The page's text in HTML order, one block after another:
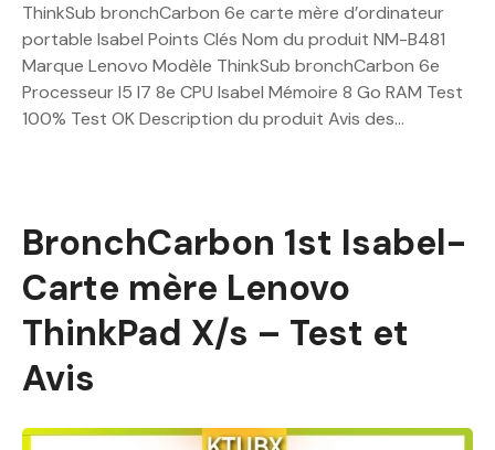
ThinkSub bronchCarbon 6e carte mère d’ordinateur
portable Isabel Points Clés Nom du produit NM-B481
Marque Lenovo Modèle ThinkSub bronchCarbon 6e
Processeur I5 I7 8e CPU Isabel Mémoire 8 Go RAM Test
100% Test OK Description du produit Avis des…
BronchCarbon 1st Isabel-
Carte mère Lenovo
ThinkPad X/s – Test et
Avis